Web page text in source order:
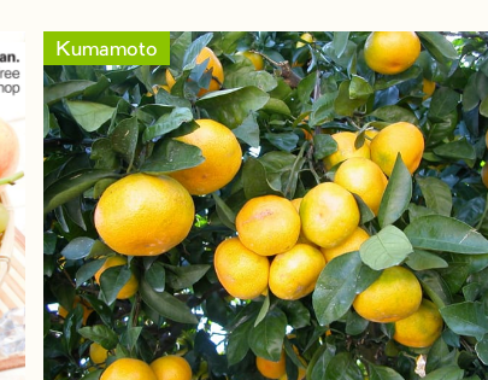
Kumamoto